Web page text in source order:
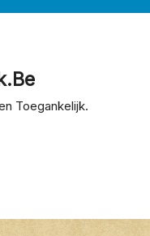
Toegankelijk.